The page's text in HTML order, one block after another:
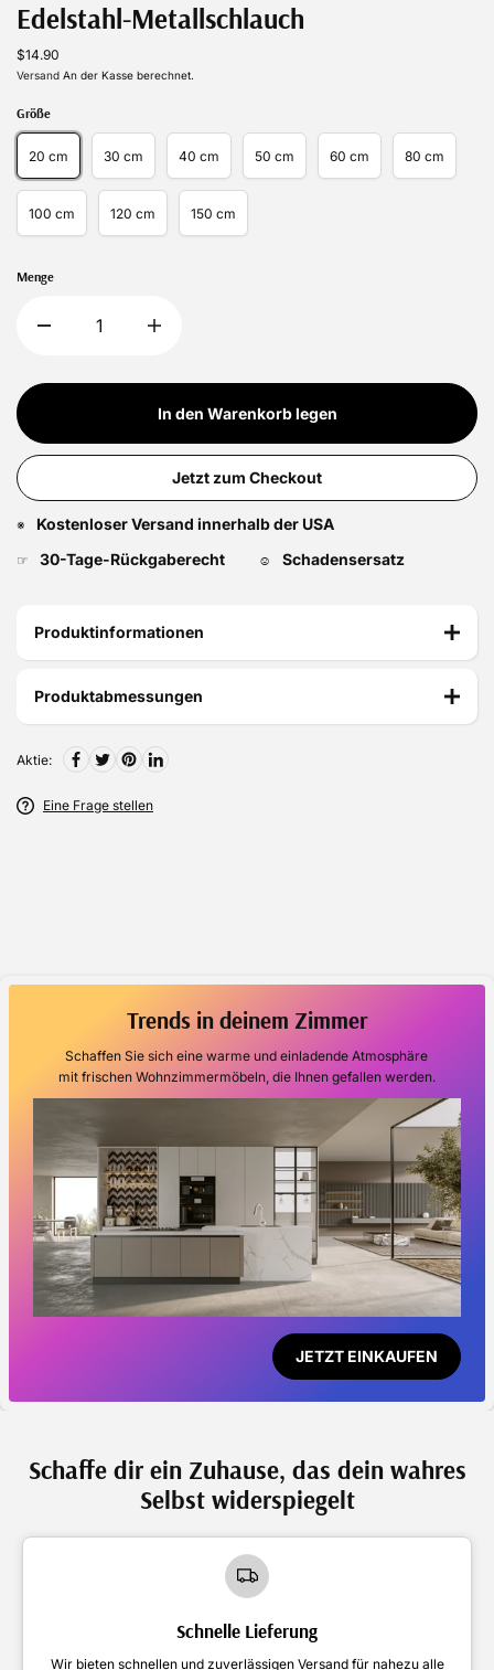
Edelstahl-Metallschlauch
$14.90
Versand An der Kasse berechnet.
Größe
20 cm 30 cm 40 cm 50 cm 60 cm 80 cm
100 cm 120 cm 150 cm
Menge
In den Warenkorb legen
Jetzt zum Checkout
※ Kostenloser Versand innerhalb der USA
☞ 30-Tage-Rückgaberecht ☺ Schadensersatz
Produktinformationen
Produktabmessungen
Aktie:
Eine Frage stellen
Trends in deinem Zimmer
Schaffen Sie sich eine warme und einladende Atmosphäre
mit frischen Wohnzimmermöbeln, die Ihnen gefallen werden.
JETZT EINKAUFEN
Schaffe dir ein Zuhause, das dein wahres
Selbst widerspiegelt
Schnelle Lieferung
Wir bieten schnellen und zuverlässigen Versand für nahezu alle